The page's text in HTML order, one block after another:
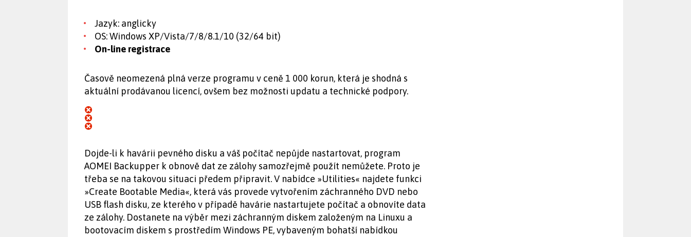
Jazyk: anglicky
OS: Windows XP/Vista/7/8/8.1/10 (32/64 bit)
On-line registrace
Časově neomezená plná verze programu v ceně 1 000 korun, která je shodná s
aktuální prodávanou licencí, ovšem bez možnosti updatu a technické podpory.
Dojde-li k havárii pevného disku a váš počítač nepůjde nastartovat, program
AOMEI Backupper k obnově dat ze zálohy samozřejmě použít nemůžete. Proto je
třeba se na takovou situaci předem připravit. V nabídce »Utilities« najdete funkci
»Create Bootable Media«, která vás provede vytvořením záchranného DVD nebo
USB flash disku, ze kterého v případě havárie nastartujete počítač a obnovíte data
ze zálohy. Dostanete na výběr mezi záchranným diskem založeným na Linuxu a
bootovacím diskem s prostředím Windows PE, vybaveným bohatší nabídkou